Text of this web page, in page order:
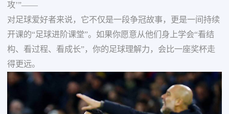
攻’”——
对足球爱好者来说，它不仅是一段争冠故事，更是一间持续
开课的“足球进阶课堂”。如果你愿意从他们身上学会“看结
构、看过程、看成长”，你的足球理解力，会比一座奖杯走
得更远。